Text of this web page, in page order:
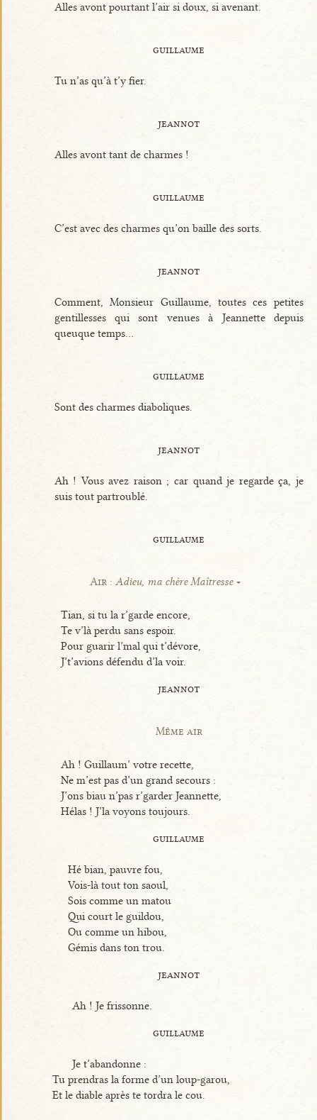
Alles avont pourtant l’air si doux, si avenant.
guillaume
Tu n’as qu’à t’y fier.
jeannot
Alles avont tant de charmes !
guillaume
C’est avec des charmes qu’on baille des sorts.
jeannot
Comment, Monsieur Guillaume, toutes ces petites
gentillesses qui sont venues à Jeannette depuis
queuque temps...
guillaume
Sont des charmes diaboliques.
jeannot
Ah ! Vous avez raison ; car quand je regarde ça, je
suis tout partroublé.
guillaume
Air :Adieu, ma chère Maîtresse
Tian, si tu la r’garde encore,
Te v’là perdu sans espoir.
Pour guarir l’mal qui t’dévore,
J’t’avions défendu d’la voir.
jeannot
Même air
Ah ! Guillaum’ votre recette,
Ne m’est pas d’un grand secours :
J’ons biau n’pas r’garder Jeannette,
Hélas ! J’la voyons toujours.
guillaume
Hé bian, pauvre fou,
Vois-là tout ton saoul,
Sois comme un matou
Qui court le guildou,
Ou comme un hibou,
Gémis dans ton trou.
jeannot
Ah ! Je frissonne.
guillaume
Je t’abandonne :
Tu prendras la forme d’un loup-garou,
Et le diable après te tordra le cou.